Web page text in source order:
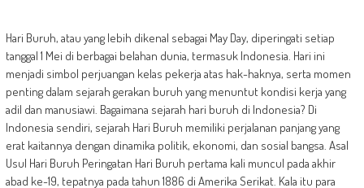
Hari Buruh, atau yang lebih dikenal sebagai May Day, diperingati setiap
tanggal 1 Mei di berbagai belahan dunia, termasuk Indonesia. Hari ini
menjadi simbol perjuangan kelas pekerja atas hak-haknya, serta momen
penting dalam sejarah gerakan buruh yang menuntut kondisi kerja yang
adil dan manusiawi. Bagaimana sejarah hari buruh di Indonesia? Di
Indonesia sendiri, sejarah Hari Buruh memiliki perjalanan panjang yang
erat kaitannya dengan dinamika politik, ekonomi, dan sosial bangsa. Asal
Usul Hari Buruh Peringatan Hari Buruh pertama kali muncul pada akhir
abad ke-19, tepatnya pada tahun 1886 di Amerika Serikat. Kala itu para